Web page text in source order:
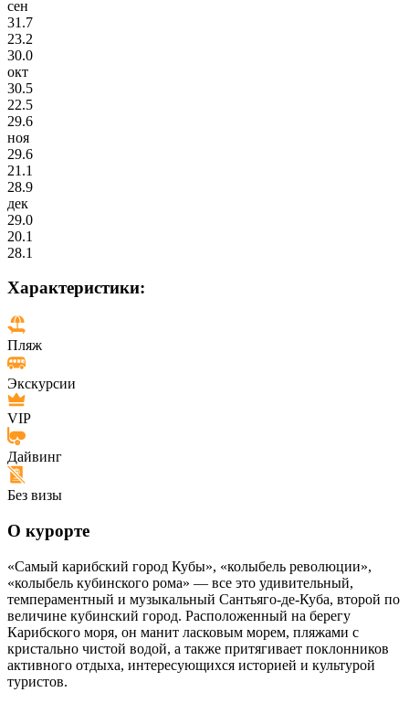
сен
31.7
23.2
30.0
окт
30.5
22.5
29.6
ноя
29.6
21.1
28.9
дек
29.0
20.1
28.1
Характеристики:
Пляж
Экскурсии
VIP
Дайвинг
Без визы
О курорте
«Самый карибский город Кубы», «колыбель революции»,
«колыбель кубинского рома» — все это удивительный,
темпераментный и музыкальный Сантьяго-де-Куба, второй по
величине кубинский город. Расположенный на берегу
Карибского моря, он манит ласковым морем, пляжами с
кристально чистой водой, а также притягивает поклонников
активного отдыха, интересующихся историей и культурой
туристов.